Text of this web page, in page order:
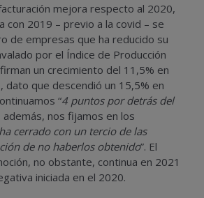
mejora respecto al 2020,
con 2019 – previo a la covid – se
de empresas que ha reducido su
por el Índice de Producción
un crecimiento del 11,5% en
dato que descendió un 15,5% en
“4 puntos por detrás del
además, nos fijamos en los
cerrado con un tercio de las
de no haberlos obtenido”. El
no obstante, continua en 2021
iniciada en el 2020.